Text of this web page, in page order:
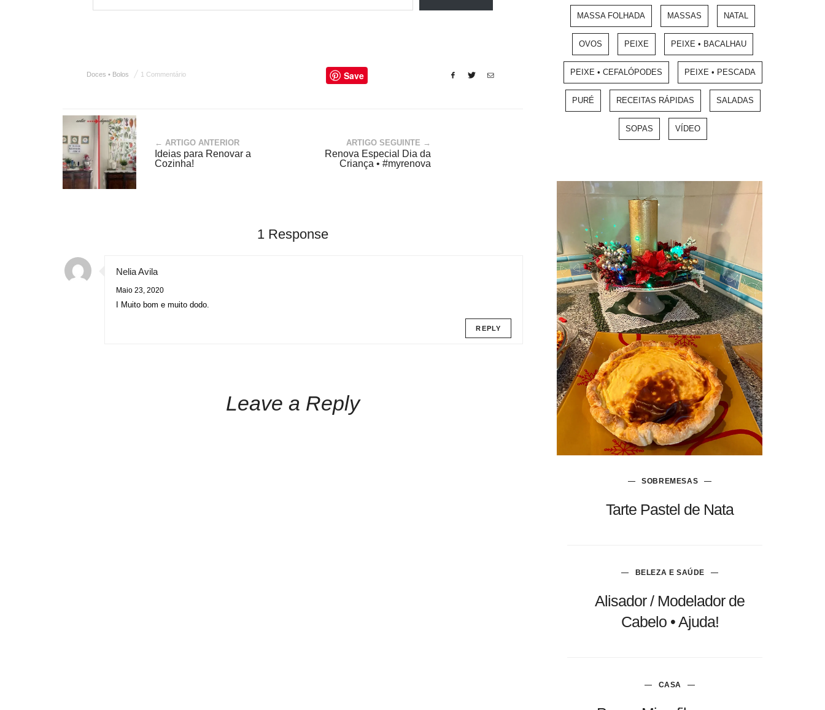
Doces • Bolos 1 Commentário Save
← ARTIGO ANTERIOR
Ideias para Renovar a
Cozinha!
ARTIGO SEGUINTE →
Renova Especial Dia da
Criança • #myrenova
1 Response
Nelia Avila
Maio 23, 2020
I Muito bom e muito dodo.
REPLY
Leave a Reply
MASSA FOLHADA MASSAS NATAL
OVOS PEIXE PEIXE • BACALHAU
PEIXE • CEFALÓPODES PEIXE • PESCADA
PURÉ RECEITAS RÁPIDAS SALADAS
SOPAS VÍDEO
SOBREMESAS
Tarte Pastel de Nata
BELEZA E SAÚDE
Alisador / Modelador de
Cabelo • Ajuda!
CASA